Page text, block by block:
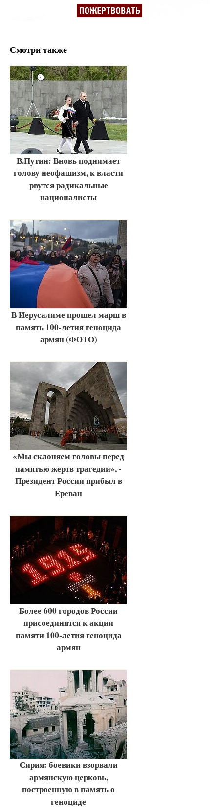
Смотри также
В.Путин: Вновь поднимает
голову неофашизм, к власти
рвутся радикальные
националисты
В Иерусалиме прошел марш в
память 100-летия геноцида
армян (ФОТО)
«Мы склоняем головы перед
памятью жертв трагедии», -
Президент России прибыл в
Ереван
Более 600 городов России
присоединятся к акции
памяти 100-летия геноцида
армян
Сирия: боевики взорвали
армянскую церковь,
построенную в память о
геноциде